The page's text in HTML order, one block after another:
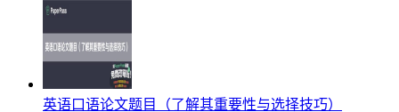
英语口语论文题目（了解其重要性与选择技巧）